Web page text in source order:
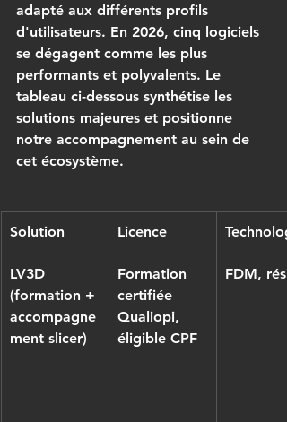
adapté aux différents profils
d'utilisateurs. En 2026, cinq logiciels
se dégagent comme les plus
performants et polyvalents. Le
tableau ci-dessous synthétise les
solutions majeures et positionne
notre accompagnement au sein de
cet écosystème.
Solution Licence
LV3D
(formation +
accompagne
ment slicer)
Formation
certifiée
Qualiopi,
éligible CPF
FDM,